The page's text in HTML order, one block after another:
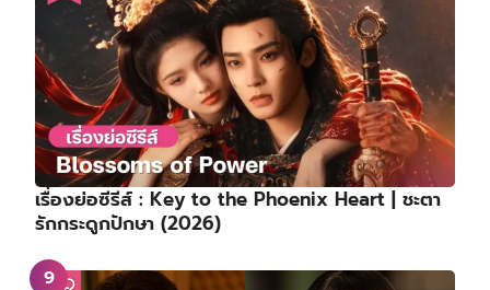
เรื่องย่อซีรีส์ : Key to the Phoenix Heart | ชะตา
รักกระดูกปักษา (2026)